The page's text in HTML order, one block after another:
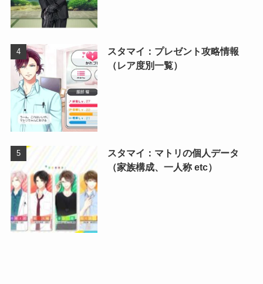
スタマイ：プレゼント攻略情報
（レア度別一覧）
スタマイ：マトリの個人データ
（家族構成、一人称 etc）